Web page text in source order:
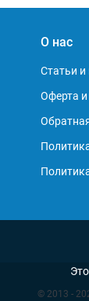
О нас
Статьи и
Оферта и
© 2013 -